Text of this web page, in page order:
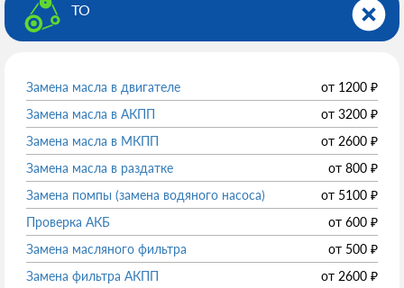
ТО
Замена масла в двигателе от 1200 ₽
Замена масла в АКПП
от 3200 ₽
Замена масла в МКПП
от 2600 ₽
Замена масла в раздатке
от 800 ₽
Замена помпы (замена водяного насоса)
от 5100 ₽
Проверка АКБ
от 600 ₽
Замена масляного фильтра
от 500 ₽
Замена фильтра АКПП
от 2600 ₽